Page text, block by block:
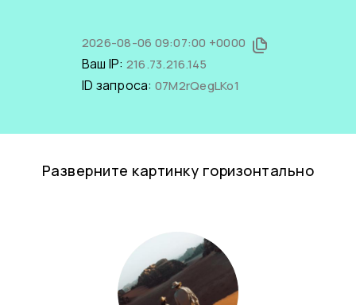
2026-08-06 09:07:00 +0000
Ваш IP: 216.73.216.145
ID запроса: 07M2rQegLKo1
Разверните картинку горизонтально